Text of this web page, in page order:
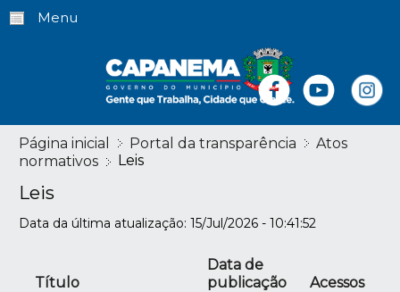
Menu
Página inicial Portal da transparência
Atos
normativos
Leis
Leis
Data da última atualização: 15/Jul/2026 - 10:41:52
Título
Data de
publicação
Acessos